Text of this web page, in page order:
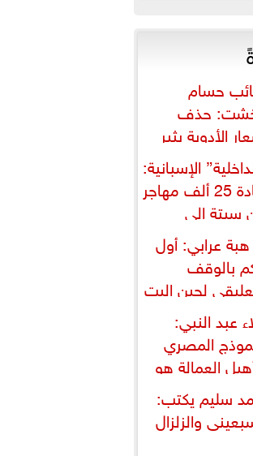
5 مليارات دورلا٨
حسام
حذف
الأدوية يثير
حقالإسبانية:
إعادة 25 ألف مهاجر
سبتة إلى
عرابي: أول
بالوقف
لحين البت
عبد النبي:
المصري
العمالة هو
لأزمات...
سليم يكتب:
والزلزال